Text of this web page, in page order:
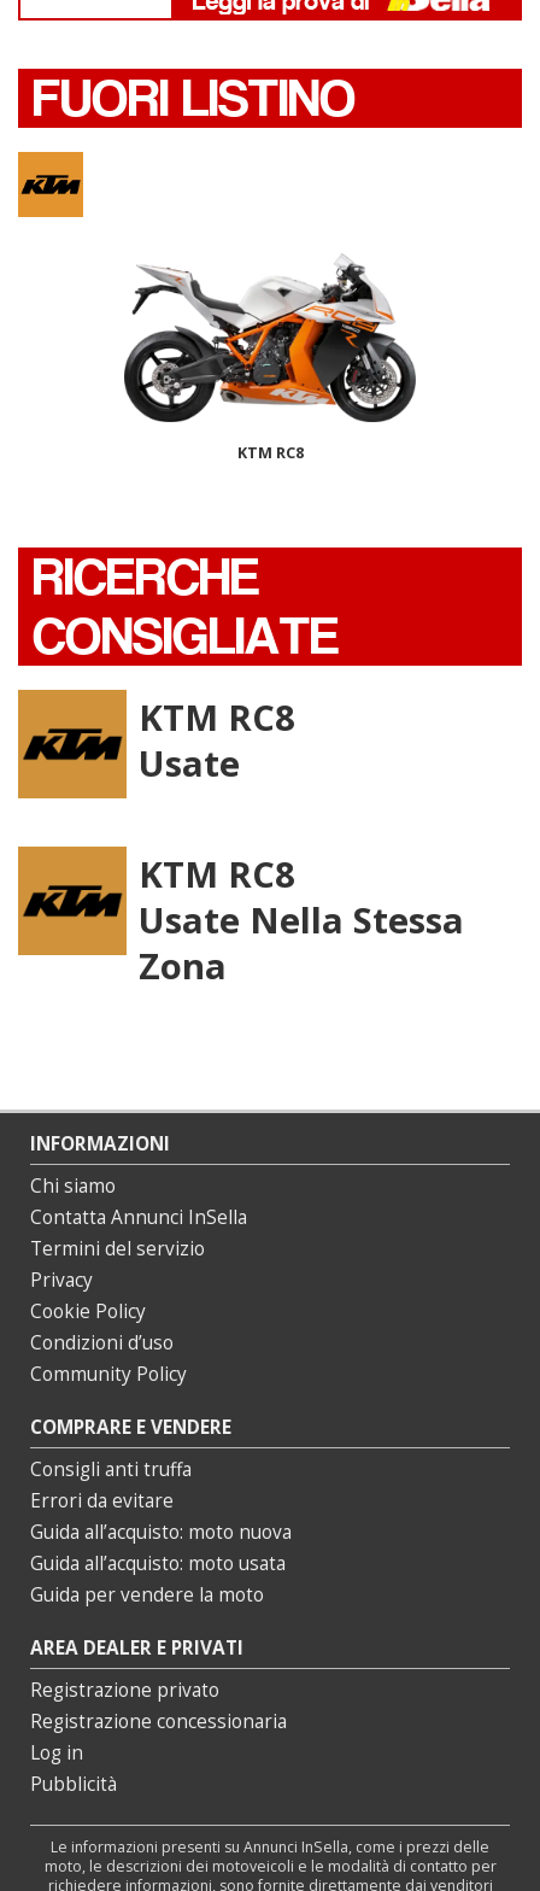
FUORI LISTINO
KTM RC8
RICERCHE
CONSIGLIATE
KTM RC8
Usate
KTM RC8
Usate Nella Stessa
Zona
INFORMAZIONI
Chi siamo
Contatta Annunci InSella
Termini del servizio
Privacy
Cookie Policy
Condizioni d’uso
Community Policy
COMPRARE E VENDERE
Consigli anti truffa
Errori da evitare
Guida all’acquisto: moto nuova
Guida all’acquisto: moto usata
Guida per vendere la moto
AREA DEALER E PRIVATI
Registrazione privato
Registrazione concessionaria
Log in
Pubblicità
Le informazioni presenti su Annunci InSella, come i prezzi delle
moto, le descrizioni dei motoveicoli e le modalità di contatto per
richiedere informazioni, sono fornite direttamente dai venditori